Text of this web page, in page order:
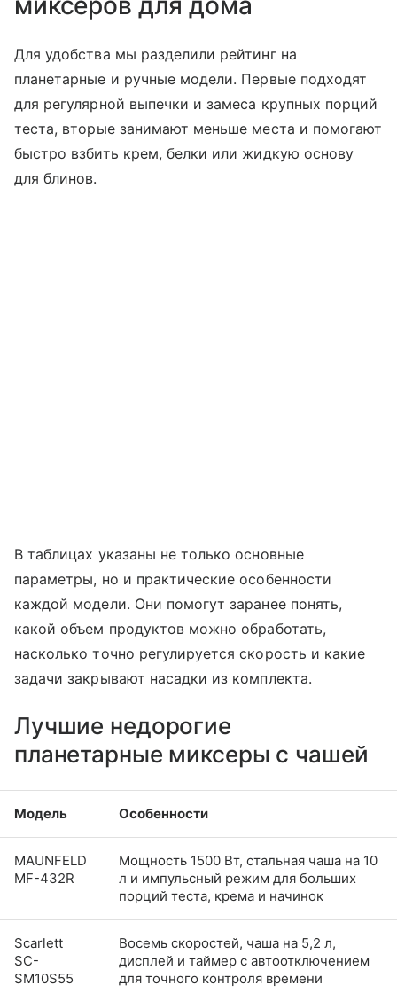
Для удобства мы разделили рейтинг на
планетарные и ручные модели. Первые подходят
для регулярной выпечки и замеса крупных порций
теста, вторые занимают меньше места и помогают
быстро взбить крем, белки или жидкую основу
для блинов.
В таблицах указаны не только основные
параметры, но и практические особенности
каждой модели. Они помогут заранее понять,
какой объем продуктов можно обработать,
насколько точно регулируется скорость и какие
задачи закрывают насадки из комплекта.
Лучшие недорогие
планетарные миксеры с чашей
Модель Особенности
MAUNFELD
MF-432R
Мощность 1500 Вт, стальная чаша на 10
л и импульсный режим для больших
порций теста, крема и начинок
Scarlett
SC-
SM10S55
Восемь скоростей, чаша на 5,2 л,
дисплей и таймер с автоотключением
для точного контроля времени